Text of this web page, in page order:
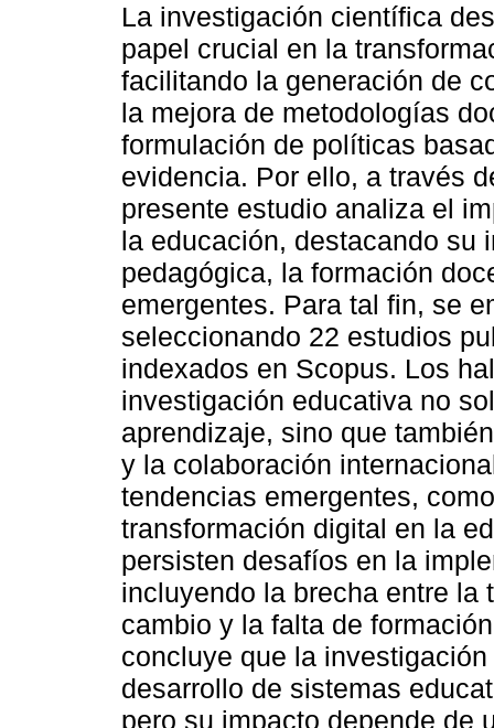
La investigación científica
papel crucial en la
facilitando la generación de
la mejora de metodologías
formulación de políticas
evidencia. Por ello, a través
presente estudio analiza el
la educación, destacando su
pedagógica, la formación
emergentes. Para tal fin, se
seleccionando 22 estudios
indexados en Scopus. Los
investigación educativa no
aprendizaje, sino que
y la colaboración
tendencias emergentes,
transformación digital en la
persisten desafíos en la
incluyendo la brecha entre
cambio y la falta de
concluye que la
desarrollo de sistemas
pero su impacto depende de